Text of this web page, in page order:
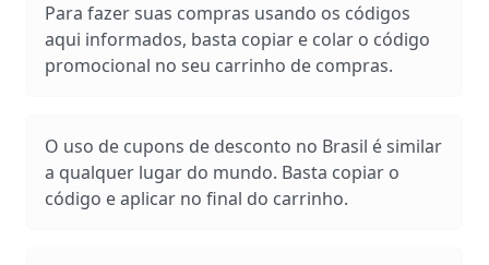
Para fazer suas compras usando os códigos
aqui informados, basta copiar e colar o código
promocional no seu carrinho de compras.
O uso de cupons de desconto no Brasil é similar
a qualquer lugar do mundo. Basta copiar o
código e aplicar no final do carrinho.